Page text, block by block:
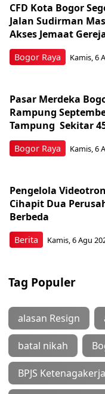
Bogor Raya
CFD Kota Bogor
Jalan Sudirman
Akses Jemaat
Kamis, 6
Bogor Raya
Pasar Merdeka
Rampung
Tampung Sekitar
Kamis, 6
Berita
Pengelola
Cihapit Dua
Berbeda
Kamis, 6 Agu
Tag Populer
alasan Resign
batal nikah
BPJS